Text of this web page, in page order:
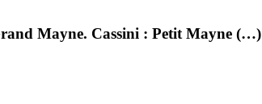
Mayne. Cassini : Petit Mayne (…)